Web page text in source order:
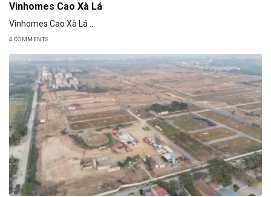
Vinhomes Cao Xà Lá
Vinhomes Cao Xà Lá ...
4 COMMENTS